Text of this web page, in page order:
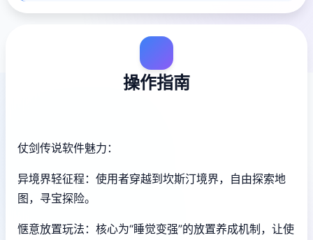
操作指南
仗剑传说软件魅力：
异境界轻征程：使用者穿越到坎斯汀境界，自由探索地
图，寻宝探险。
惬意放置玩法：核心为“睡觉变强”的放置养成机制，让使